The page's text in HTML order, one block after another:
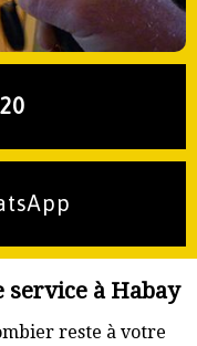
à Habay
reste à votre